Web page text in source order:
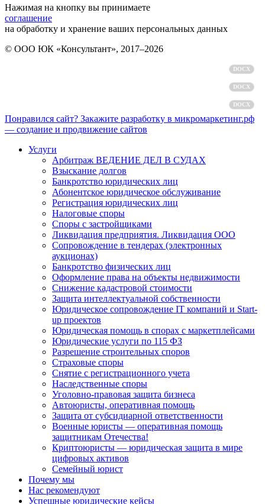
Нажимая на кнопку вы принимаете
соглашение
на обработку и хранение ваших персональных данных
© ООО ЮК «Консультант», 2017–2026
DOCX
DOCX
DOCX
Понравился сайт? Закажите разработку в микромаркетинг.рф
— создание и продвижение сайтов
Услуги
Арбитраж ВЕДЕНИЕ ДЕЛ В СУДАХ
Взыскание долгов
Банкротство юридических лиц
Абонентское юридическое обслуживание
Регистрация юридических лиц
Налоговые споры
Споры с застройщиками
Ликвидация предприятия. Ликвидация ООО
Сопровождение в тендерах (электронных
аукционах)
Банкротство физических лиц
Оформление права на объекты недвижимости
Снижение кадастровой стоимости
Защита интеллектуальной собственности
Юридическое сопровождение IT компаний и Start-
up проектов
Юридическая помощь в спорах с маркетплейсами
Юридические услуги по 115 ФЗ
Разрешение строительных споров
Страховые споры
Снятие с регистрационного учета
Наследственные споры
Уголовно-правовая защита бизнеса
Автоюристы, оперативная помощь
Защита от субсидиарной ответственности
Военные юристы — оперативная помощь
защитникам Отечества!
Криптоюристы — юридическая защита в мире
цифровых активов
Семейный юрист
Почему мы
Нас рекомендуют
Успешные юридические кейсы